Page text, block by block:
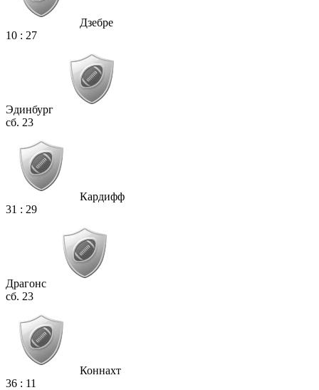
Дзебре
10 : 27
Эдинбург
сб. 23
Кардифф
31 : 29
Драгонс
сб. 23
Коннахт
36 : 11